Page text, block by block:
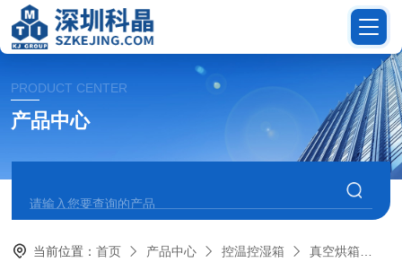
PRODUCT CENTER
产品中心
当前位置：首页 产品中心 控温控湿箱 真空烘箱